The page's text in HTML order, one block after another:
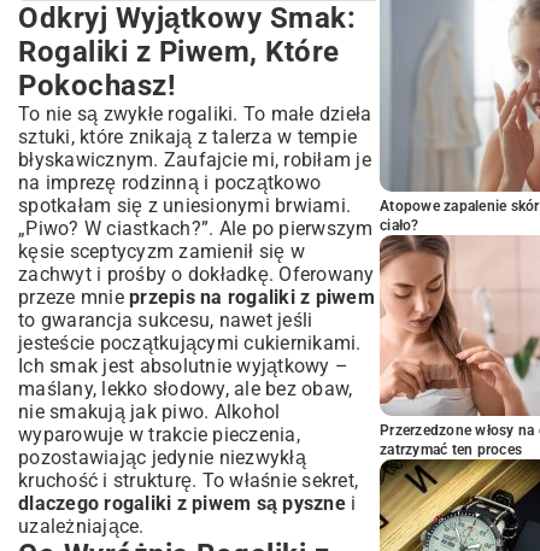
Odkryj Wyjątkowy Smak: Rogaliki z
Piwem, Które Pokochasz!
Co Wyróżnia Rogaliki z Piwem? Historia
i Charakterystyka
Sekrety Niezwykłego Ciasta Piwnego
Lista Składników: Co Będzie Potrzebne
do Idealnych Rogalików?
Składniki na Ciasto: Podstawa Sukcesu
Propozycje Nadzienia: Słodkie i Wytrawne
Wariacje
Krok po Kroku: Jak Przygotować
Rogaliki z Piwem?
Przygotowanie Ciasta Piwnego:
Fermentacja i Wyrastanie
Wałkowanie i Formowanie Rogalików:
Sztuka Precyzji
Nadziewanie Rogalików: Pomysły na
Słodkie i Wytrawne Farsze
Pieczenie: Jak Uzyskać Złociste i Chrupiące
Rogaliki?
Sekretne Wskazówki: Jak Sprawić, by
Odkryj Wyjątkowy Smak:
Rogaliki z Piwem, Które
Pokochasz!
To nie są zwykłe rogaliki. To małe dzieła
sztuki, które znikają z talerza w tempie
błyskawicznym. Zaufajcie mi, robiłam je
na imprezę rodzinną i początkowo
spotkałam się z uniesionymi brwiami.
„Piwo? W ciastkach?”. Ale po pierwszym
kęsie sceptycyzm zamienił się w
zachwyt i prośby o dokładkę. Oferowany
przeze mnie przepis na rogaliki z piwem
to gwarancja sukcesu, nawet jeśli
jesteście początkującymi cukiernikami.
Ich smak jest absolutnie wyjątkowy –
maślany, lekko słodowy, ale bez obaw,
nie smakują jak piwo. Alkohol
wyparowuje w trakcie pieczenia,
pozostawiając jedynie niezwykłą
kruchość i strukturę. To właśnie sekret,
dlaczego rogaliki z piwem są pysznei
uzależniające.
Atopowe zapalenie
ciało?
Przerzedzone włosy
zatrzymać ten proces